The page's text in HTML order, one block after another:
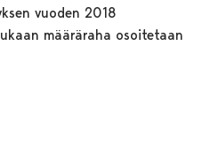
vuoden 2018
määräraha osoitetaan